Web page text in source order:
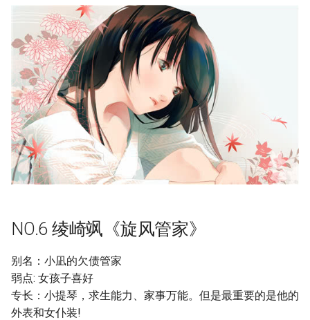
NO.6 绫崎飒《旋风管家》
别名：小凪的欠债管家
弱点: 女孩子喜好
专长：小提琴，求生能力、家事万能。但是最重要的是他的
外表和女仆装!